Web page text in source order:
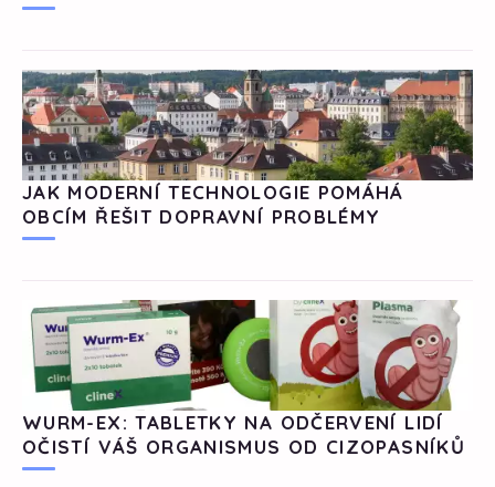
JAK MODERNÍ TECHNOLOGIE POMÁHÁ
OBCÍM ŘEŠIT DOPRAVNÍ PROBLÉMY
WURM-EX: TABLETKY NA ODČERVENÍ LIDÍ
OČISTÍ VÁŠ ORGANISMUS OD CIZOPASNÍKŮ